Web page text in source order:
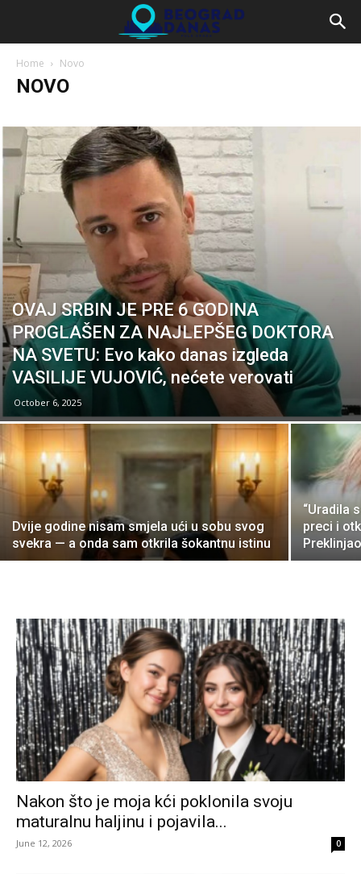
Home Novo
NOVO
OVAJ SRBIN JE PRE 6 GODINA
PROGLAŠEN ZA NAJLEPŠEG DOKTORA
NA SVETU: Evo kako danas izgleda
VASILIJE VUJOVIĆ, nećete verovati
October 6, 2025
Dvije godine nisam smjela ući u sobu svog
svekra — a onda sam otkrila šokantnu istinu
“Uradila
preci i
Nakon što je moja kći poklonila svoju
maturalnu haljinu i pojavila...
June 12, 2026 0